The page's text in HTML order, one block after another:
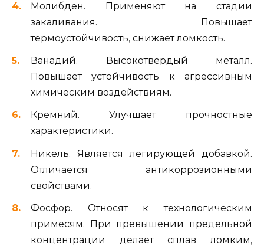
Молибден. Применяют на стадии
закаливания. Повышает
термоустойчивость, снижает ломкость.
Ванадий. Высокотвердый металл.
Повышает устойчивость к агрессивным
химическим воздействиям.
Кремний. Улучшает прочностные
характеристики.
Никель. Является легирующей добавкой.
Отличается антикоррозионными
свойствами.
Фосфор. Относят к технологическим
примесям. При превышении предельной
концентрации делает сплав ломким,